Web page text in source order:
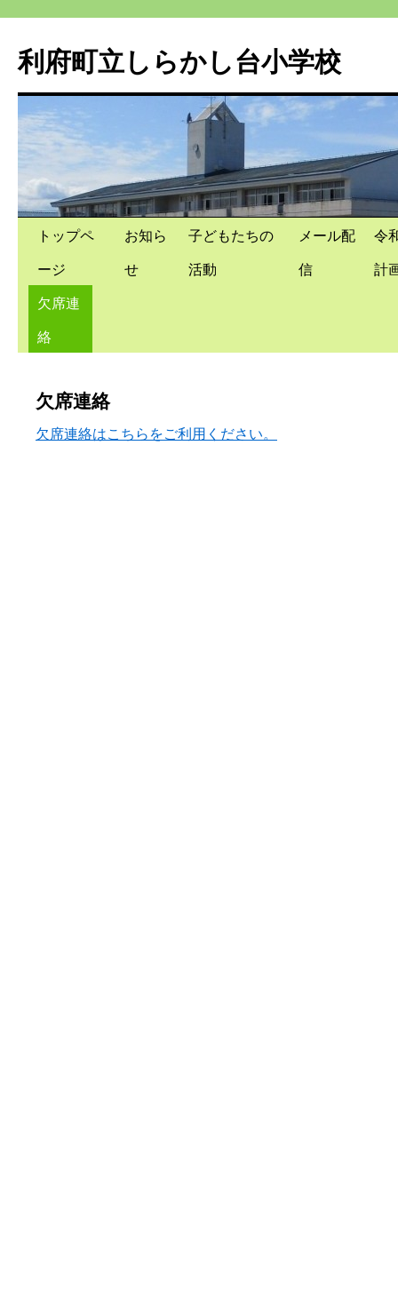
利府町立しらかし台小学校
ン
へ
ス
トップペ
ージ
お知ら
せ
子どもたちの
活動
メール配
信
令
計
欠席連
絡
欠席連絡
欠席連絡はこちらをご利用ください。